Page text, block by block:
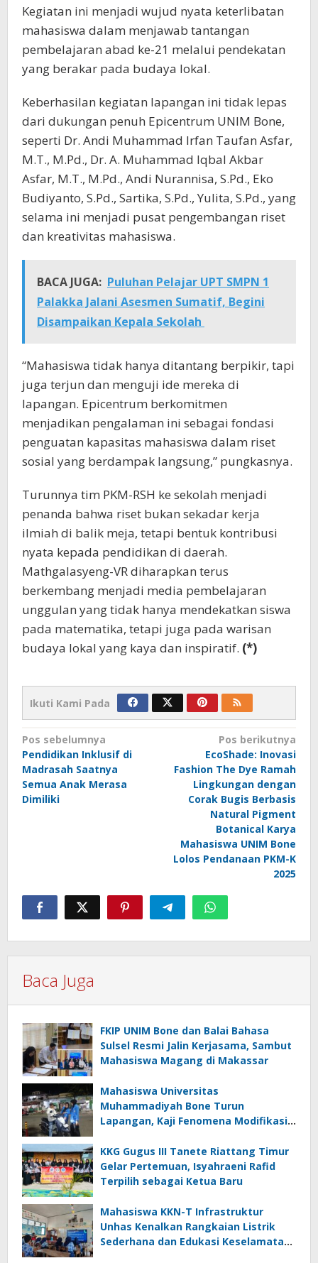
Kegiatan ini menjadi wujud nyata keterlibatan
mahasiswa dalam menjawab tantangan
pembelajaran abad ke-21 melalui pendekatan
yang berakar pada budaya lokal.
Keberhasilan kegiatan lapangan ini tidak lepas
dari dukungan penuh Epicentrum UNIM Bone,
seperti Dr. Andi Muhammad Irfan Taufan Asfar,
M.T., M.Pd., Dr. A. Muhammad Iqbal Akbar
Asfar, M.T., M.Pd., Andi Nurannisa, S.Pd., Eko
Budiyanto, S.Pd., Sartika, S.Pd., Yulita, S.Pd., yang
selama ini menjadi pusat pengembangan riset
dan kreativitas mahasiswa.
BACA JUGA: Puluhan Pelajar UPT SMPN 1
Palakka Jalani Asesmen Sumatif, Begini
Disampaikan Kepala Sekolah
“Mahasiswa tidak hanya ditantang berpikir, tapi
juga terjun dan menguji ide mereka di
lapangan. Epicentrum berkomitmen
menjadikan pengalaman ini sebagai fondasi
penguatan kapasitas mahasiswa dalam riset
sosial yang berdampak langsung,” pungkasnya.
Turunnya tim PKM-RSH ke sekolah menjadi
penanda bahwa riset bukan sekadar kerja
ilmiah di balik meja, tetapi bentuk kontribusi
nyata kepada pendidikan di daerah.
Mathgalasyeng-VR diharapkan terus
berkembang menjadi media pembelajaran
unggulan yang tidak hanya mendekatkan siswa
pada matematika, tetapi juga pada warisan
budaya lokal yang kaya dan inspiratif. (*)
Ikuti Kami Pada
Navigasi
pos
Pos sebelumnya
Pendidikan Inklusif di
Madrasah Saatnya
Semua Anak Merasa
Dimiliki
Pos berikutnya
EcoShade: Inovasi
Fashion The Dye Ramah
Lingkungan dengan
Corak Bugis Berbasis
Natural Pigment
Botanical Karya
Mahasiswa UNIM Bone
Lolos Pendanaan PKM-K
2025
Baca Juga
FKIP UNIM Bone dan Balai Bahasa
Sulsel Resmi Jalin Kerjasama, Sambut
Mahasiswa Magang di Makassar
Mahasiswa Universitas
Muhammadiyah Bone Turun
Lapangan, Kaji Fenomena Modifikasi
FOTOFOBIA
KKG Gugus III Tanete Riattang Timur
Gelar Pertemuan, Isyahraeni Rafid
Terpilih sebagai Ketua Baru
Mahasiswa KKN-T Infrastruktur
Unhas Kenalkan Rangkaian Listrik
Sederhana dan Edukasi Keselamatan